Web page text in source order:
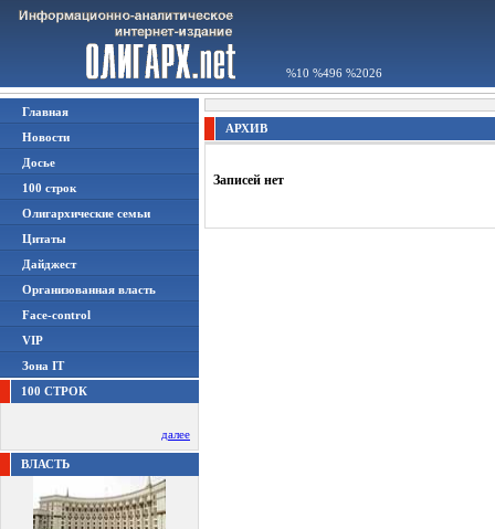
%10 %496 %2026
Главная
Новости
Досье
100 строк
Олигархические семьи
Цитаты
Дайджест
Организованная власть
Face-control
VIP
Зона IT
100 СТРОК
далее
ВЛАСТЬ
АРХИВ
Записей нет